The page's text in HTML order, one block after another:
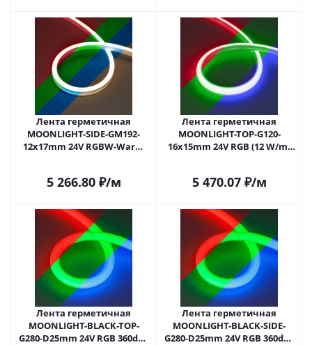
Лента герметичная
MOONLIGHT-SIDE-GM192-
12x17mm 24V RGBW-Warm
года)
5 266.80₽/м
Лента герметичная
MOONLIGHT-TOP-G120-
16x15mm 24V RGB (12 W/m,
5 470.07₽/м
Лента герметичная
MOONLIGHT-BLACK-TOP-
G280-D25mm 24V RGB 360deg
Лента герметичная
MOONLIGHT-BLACK-SIDE-
G280-D25mm 24V RGB 360deg